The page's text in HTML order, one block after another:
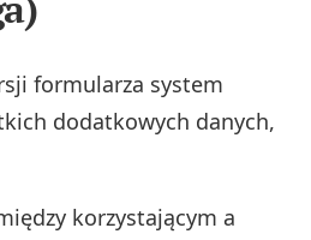
formularza system
dodatkowych danych,
korzystającym a